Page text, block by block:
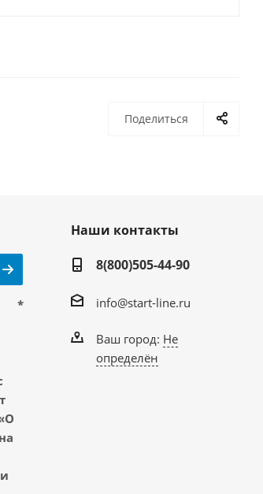
Поделиться
*
Наши контакты
8(800)505-44-90
info@start-line.ru
Ваш город: Не
определён